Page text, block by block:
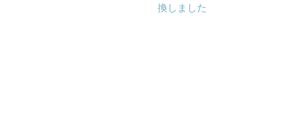
換しました